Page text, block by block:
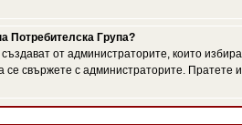
Потребителска Група?
от администраторите, които
се свържете с администраторите.